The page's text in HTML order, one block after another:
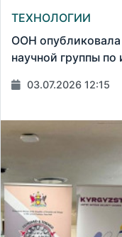
ТЕХНОЛОГИИ
ООН
научной группы по
03.07.2026 12:15